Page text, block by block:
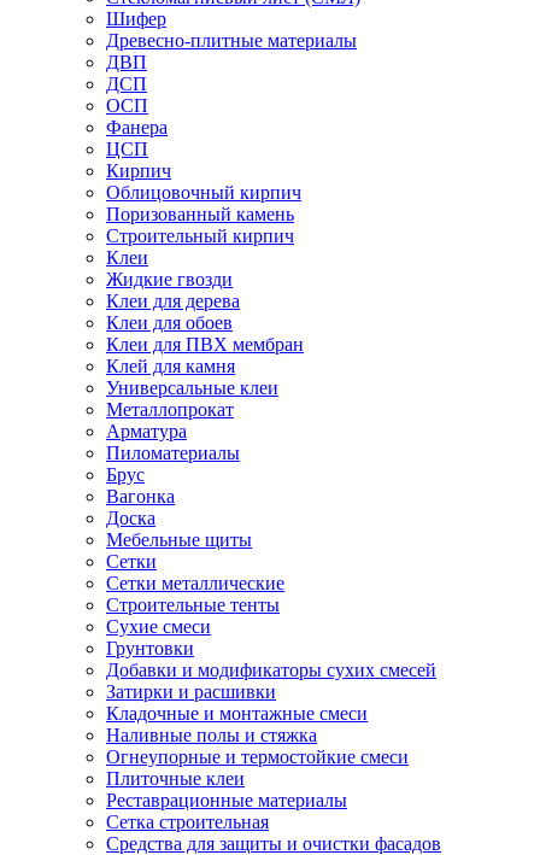
Шифер
Древесно-плитные материалы
ДВП
ДСП
ОСП
Фанера
ЦСП
Кирпич
Облицовочный кирпич
Поризованный камень
Строительный кирпич
Клеи
Жидкие гвозди
Клеи для дерева
Клеи для обоев
Клеи для ПВХ мембран
Клей для камня
Универсальные клеи
Металлопрокат
Арматура
Пиломатериалы
Брус
Вагонка
Доска
Мебельные щиты
Сетки
Сетки металлические
Строительные тенты
Сухие смеси
Грунтовки
Добавки и модификаторы сухих смесей
Затирки и расшивки
Кладочные и монтажные смеси
Наливные полы и стяжка
Огнеупорные и термостойкие смеси
Плиточные клеи
Реставрационные материалы
Сетка строительная
Средства для защиты и очистки фасадов